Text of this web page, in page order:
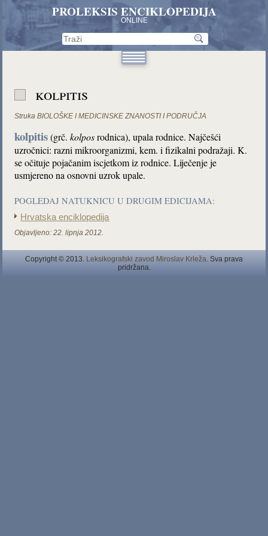
PROLEKSIS ENCIKLOPEDIJA
ONLINE
kolpitis
Struka BIOLOŠKE I MEDICINSKE ZNANOSTI I PODRUČJA
kolpitis(grč.kolposrodnica), upala rodnice. Najčešći
uzročnici: razni mikroorganizmi, kem. i fizikalni podražaji. K.
se očituje pojačanim iscjetkom iz rodnice. Liječenje je
usmjereno na osnovni uzrok upale.
POGLEDAJ NATUKNICU U DRUGIM EDICIJAMA:
Hrvatska enciklopedija
Objavljeno: 22. lipnja 2012.
Copyright © 2013. Leksikografski zavod Miroslav Krleža. Sva prava
pridržana.